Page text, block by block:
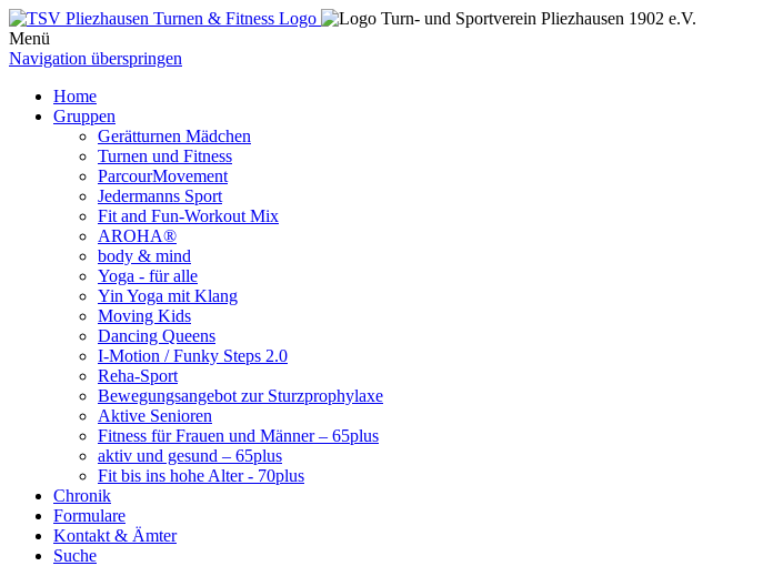
Menü
Navigation überspringen
Home
Gruppen
Gerätturnen Mädchen
Turnen und Fitness
ParcourMovement
Jedermanns Sport
Fit and Fun-Workout Mix
AROHA®
body & mind
Yoga - für alle
Yin Yoga mit Klang
Moving Kids
Dancing Queens
I-Motion / Funky Steps 2.0
Reha-Sport
Bewegungsangebot zur Sturzprophylaxe
Aktive Senioren
Fitness für Frauen und Männer – 65plus
aktiv und gesund – 65plus
Fit bis ins hohe Alter - 70plus
Chronik
Formulare
Kontakt & Ämter
Suche